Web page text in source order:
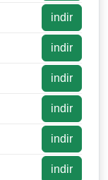
indir
indir
indir
indir
indir
indir